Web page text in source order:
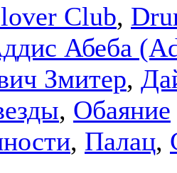
Club,
Абеба
Змитер,
, Обаяние
, Палац,